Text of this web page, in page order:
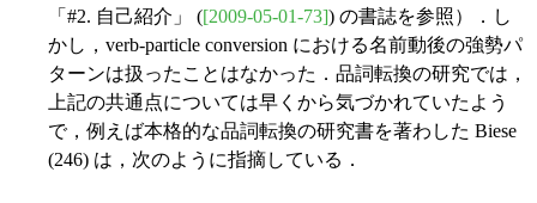
「#2. 自己紹介」 ([2009-05-01-73]) の書誌を参照）．し
かし，verb-particle conversion における名前動後の強勢パ
ターンは扱ったことはなかった．品詞転換の研究では，
上記の共通点については早くから気づかれていたよう
で，例えば本格的な品詞転換の研究書を著わした Biese
(246) は，次のように指摘している．